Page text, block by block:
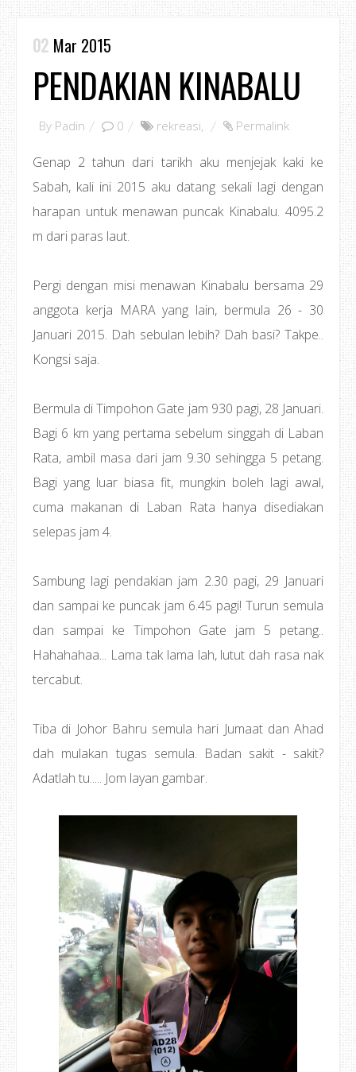
02 Mar 2015
PENDAKIAN KINABALU
By Padin 0 rekreasi, Permalink
Genap 2 tahun dari tarikh aku menjejak kaki ke
Sabah, kali ini 2015 aku datang sekali lagi dengan
harapan untuk menawan puncak Kinabalu. 4095.2
m dari paras laut.
Pergi dengan misi menawan Kinabalu bersama 29
anggota kerja MARA yang lain, bermula 26 - 30
Januari 2015. Dah sebulan lebih? Dah basi? Takpe..
Kongsi saja.
Bermula di Timpohon Gate jam 930 pagi, 28 Januari.
Bagi 6 km yang pertama sebelum singgah di Laban
Rata, ambil masa dari jam 9.30 sehingga 5 petang.
Bagi yang luar biasa fit, mungkin boleh lagi awal,
cuma makanan di Laban Rata hanya disediakan
selepas jam 4.
Sambung lagi pendakian jam 2.30 pagi, 29 Januari
dan sampai ke puncak jam 6.45 pagi! Turun semula
dan sampai ke Timpohon Gate jam 5 petang..
Hahahahaa... Lama tak lama lah, lutut dah rasa nak
tercabut.
Tiba di Johor Bahru semula hari Jumaat dan Ahad
dah mulakan tugas semula. Badan sakit - sakit?
Adatlah tu..... Jom layan gambar.